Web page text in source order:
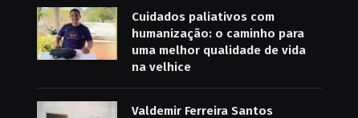
Cuidados paliativos com
humanização: o caminho para
uma melhor qualidade de vida
na velhice
Valdemir Ferreira Santos